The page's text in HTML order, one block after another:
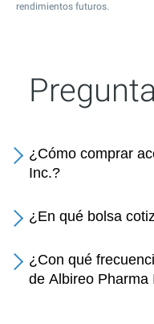
rendimientos futuros.
¿Cómo comprar
Inc.?
¿En qué bolsa
¿Con qué
de Albireo Pharma